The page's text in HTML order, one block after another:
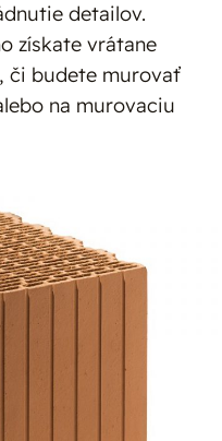
detailov.
získate vrátane
či budete murovať
na murovaciu